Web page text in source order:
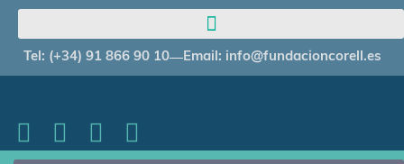
Tel: (+34) 91 866 90 10 Email: info@fundacioncorell.es